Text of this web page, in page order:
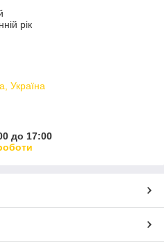
рік
Україна
до 17:00